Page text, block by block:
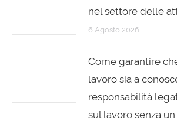
nel settore delle
6 Agosto 2026
Come garantire
lavoro sia a
responsabilità
sul lavoro senza